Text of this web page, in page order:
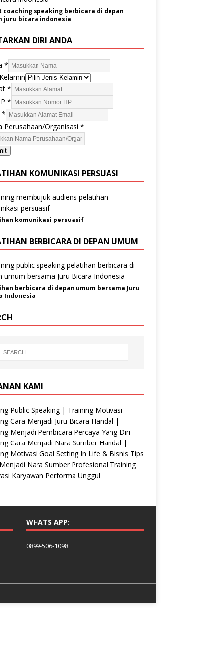
coaching speaking berbicara di depan
juru bicara indonesia
DIRI ANDA
*
*
*
*
Perusahaan/Organisasi *
KOMUNIKASI PERSUASI
komunikasi persuasif
BERBICARA DI DEPAN UMUM
berbicara di depan umum bersama Juru
Indonesia
KAMI
Public Speaking | Training Motivasi
Cara Menjadi Juru Bicara Handal |
Menjadi Pembicara Percaya Yang Diri
Cara Menjadi Nara Sumber Handal |
Motivasi Goal Setting In Life & Bisnis Tips
Nara Sumber Profesional Training
Karyawan Performa Unggul
WHATS APP:
0899-506-1098